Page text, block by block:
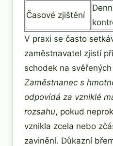
Časové zjištění
V praxi se často
zaměstnavatel zjistí
schodek na
Zaměstnanec s
odpovídá za vzniklé
rozsahu, pokud
vznikla zcela nebo
zavinění. Důkazní